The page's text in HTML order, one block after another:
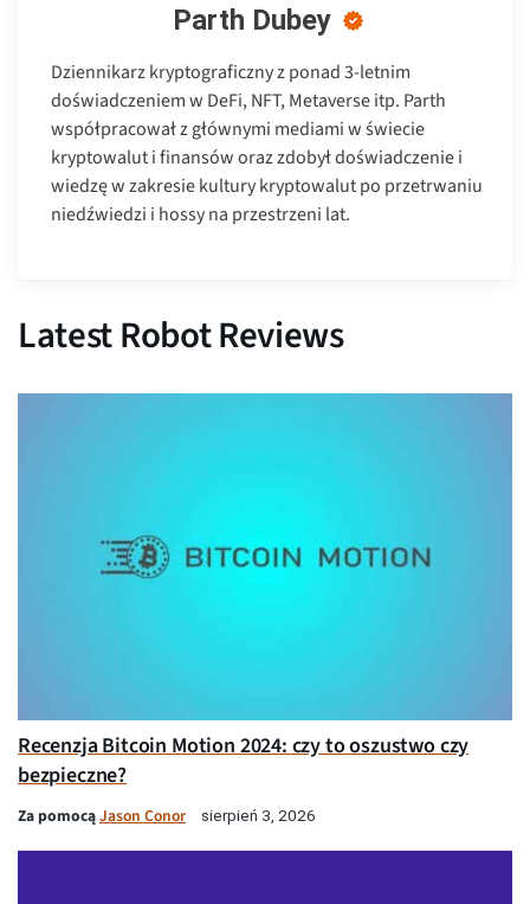
Parth Dubey
Dziennikarz kryptograficzny z ponad 3-letnim
doświadczeniem w DeFi, NFT, Metaverse itp. Parth
współpracował z głównymi mediami w świecie
kryptowalut i finansów oraz zdobył doświadczenie i
wiedzę w zakresie kultury kryptowalut po przetrwaniu
niedźwiedzi i hossy na przestrzeni lat.
Latest Robot Reviews
Recenzja Bitcoin Motion 2024: czy to oszustwo czy
bezpieczne?
Za pomocąJason Conor sierpień 3, 2026